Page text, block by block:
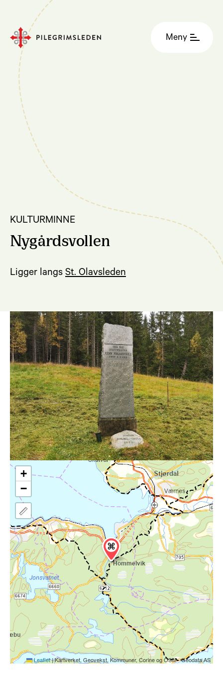
Meny
KULTURMINNE
Nygårdsvollen
Ligger langs St. Olavsleden
+
−
Leaflet|Kartverket, Geovekst, Kommuner, Corine og OSM - Geodata AS